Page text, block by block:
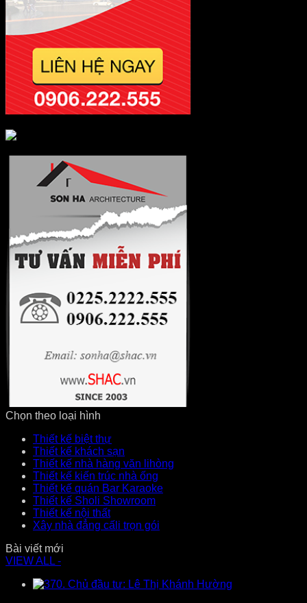
Chọn theo loại hình
Thiết kế biệt thự
Thiết kế khách sạn
Thiết kế nhà hàng văn lihòng
Thiết kế kiến trúc nhà ống
Thiết kế quán Bar Karaoke
Thiết kế Sholi Showroom
Thiết kế nội thất
Xây nhà đẳng cấli trọn gói
Bài viết mới
VIEW ALL -